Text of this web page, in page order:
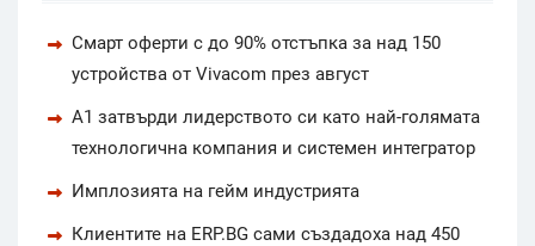
Смарт оферти с до 90% отстъпка за над 150
устройства от Vivacom през август
А1 затвърди лидерството си като най-голямата
технологична компания и системен интегратор
Имплозията на гейм индустрията
Клиентите на ERP.BG сами създадоха над 450